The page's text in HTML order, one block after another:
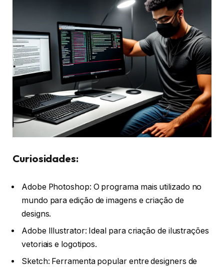
Curiosidades:
Adobe Photoshop: O programa mais utilizado no
mundo para edição de imagens e criação de
designs.
Adobe Illustrator: Ideal para criação de ilustrações
vetoriais e logotipos.
Sketch: Ferramenta popular entre designers de